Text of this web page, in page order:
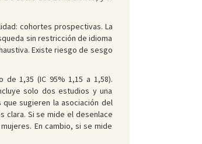
cohortes prospectivas. La
sin restricción de idioma
Existe riesgo de sesgo
1,35 (IC 95% 1,15 a 1,58).
solo dos estudios y una
sugieren la asociación del
clara. Si se mide el desenlace
En cambio, si se mide